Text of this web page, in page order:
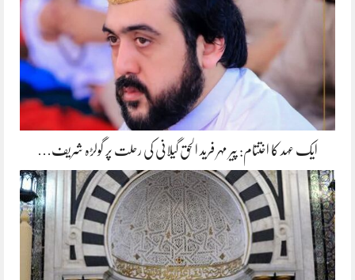
ایک عہد کا اختتام: پیر مہر فرید الحق گیلانی کی رحلت پر گولڑہ شریف…